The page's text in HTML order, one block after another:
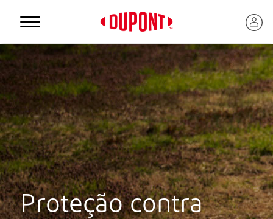
Personal Protection
Proteção contra